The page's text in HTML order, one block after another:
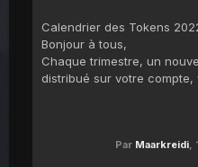
Calendrier des Tokens
Bonjour à tous,
Chaque trimestre, un
distribué sur votre compte,
Par Maarkreidi,